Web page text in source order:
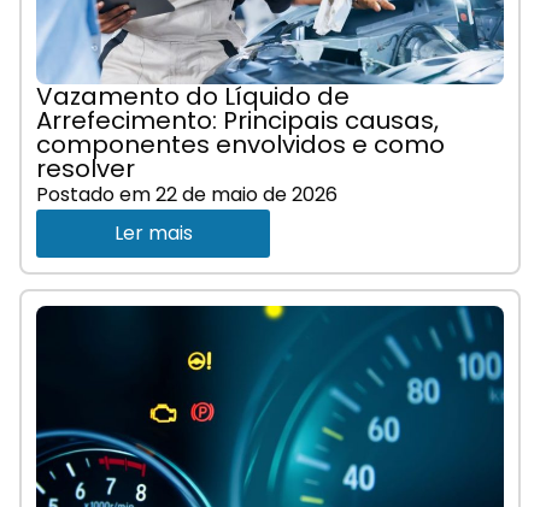
Vazamento do Líquido de
Arrefecimento: Principais causas,
componentes envolvidos e como
resolver
Postado em22 de maio de 2026
Ler mais